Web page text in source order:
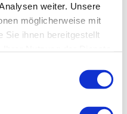
weiter. Unsere
möglicherweise mit
Sie ihnen bereitgestellt